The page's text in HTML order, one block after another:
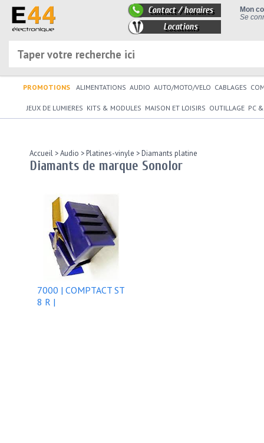
Mon
Se
Contact / horaires
Locations
PROMOTIONS ALIMENTATIONS AUDIO AUTO/MOTO/VELO CABLAGES
JEUX DE LUMIERES KITS & MODULES MAISON ET LOISIRS OUTILLAGE PC
Accueil >Audio >Platines-vinyle >Diamants platine
Diamants de marque Sonolor
7000 | COMPTACT ST
8 R |